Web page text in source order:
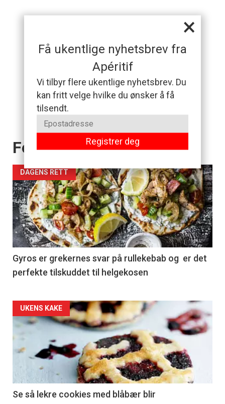
×
Få ukentlige nyhetsbrev fra
Apéritif
Vi tilbyr flere ukentlige nyhetsbrev. Du
kan fritt velge hvilke du ønsker å få
tilsendt.
Registrer deg
Forsiden akkurat nå
DAGENS RETT
Gyros er grekernes svar på rullekebab og er det
perfekte tilskuddet til helgekosen
Forsiden
akkurat
nå
2
UKENS KAKE
Se så lekre cookies med blåbær blir